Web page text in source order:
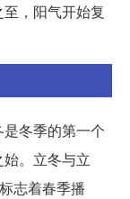
，阳气开始复
冬季的第一个
。立冬与立
志着春季播